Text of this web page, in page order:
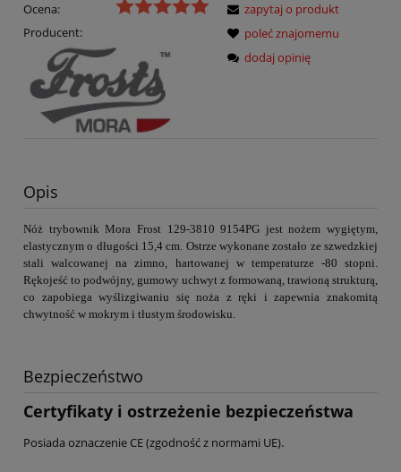
Ocena:
Producent:
zapytaj o produkt
poleć znajomemu
dodaj opinię
Opis
Nóż trybownikMora Frost 129-3810 9154PG jest nożem wygiętym,
elastycznym o długości 15,4 cm. Ostrze wykonane zostało ze szwedzkiej
stali walcowanej na zimno, hartowanej w temperaturze -80 stopni.
Rękojeść to podwójny, gumowy uchwyt z formowaną, trawioną strukturą,
co zapobiega wyślizgiwaniu się noża z ręki i zapewnia znakomitą
chwytność w mokrym i tłustym środowisku.
Bezpieczeństwo
Certyfikaty i ostrzeżenie bezpieczeństwa
Posiada oznaczenie CE (zgodność z normami UE).